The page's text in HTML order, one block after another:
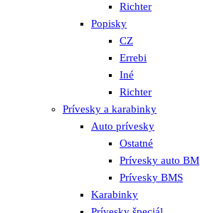
Richter
Popisky
CZ
Errebi
Iné
Richter
Prívesky a karabinky
Auto prívesky
Ostatné
Prívesky auto BM
Prívesky BMS
Karabinky